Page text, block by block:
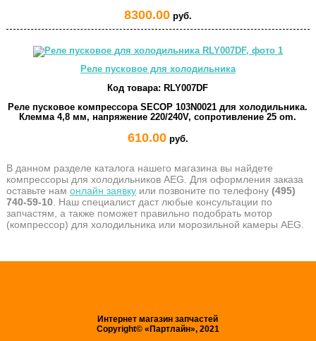
8300.00руб.
Реле пусковое для холодильника
Код товара: RLY007DF
Реле пусковое компрессора SECOP 103N0021 для холодильника.
Клемма 4,8 мм, напряжение 220/240V, сопротивление 25 om.
610.00руб.
В данном разделе каталога нашего магазина вы найдете
компрессоры для холодильников AEG. Для оформления заказа
оставьте нам онлайн заявкуили позвоните по телефону (495)
740-59-10. Наш специалист даст любые консультации по
запчастям, а также поможет правильно подобрать мотор
(компрессор) для холодильника или морозильной камеры AEG.
Интернет магазин запчастей
Copyright© «Партлайн», 2021